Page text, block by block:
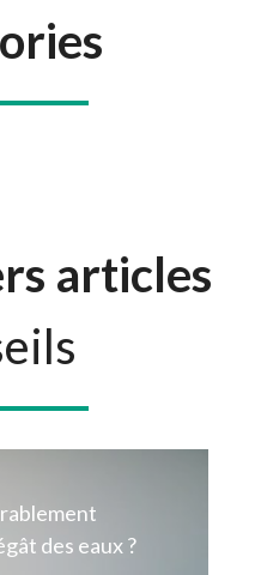
tic
articles
sa maison à